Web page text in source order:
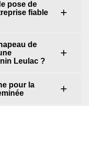
pose de
fiable
de
Leulac ?
pour la